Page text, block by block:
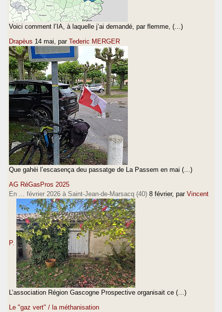
Voici comment l’IA, à laquelle j’ai demandé, par flemme, (…)
Drapèus 14 mai , par Tederic MERGER
Que gahèi l’escasença deu passatge de La Passem en mai (…)
AG RéGasPros 2025
En ... février 2026 à Saint-Jean-de-Marsacq (40) 8 février, par Vincent
P.
L’association Région Gascogne Prospective organisait ce (…)
Le "gaz vert" / la méthanisation